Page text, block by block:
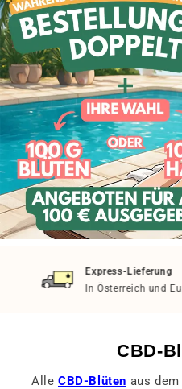
Express-Lieferung
In Österreich und
CBD-
Alle CBD-Blüten aus